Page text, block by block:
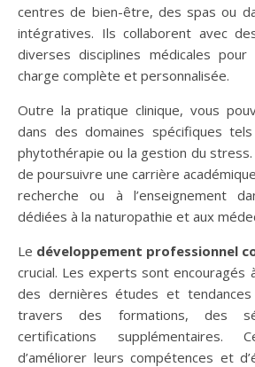
centres de bien-être, des spas ou
intégratives. Ils collaborent avec
diverses disciplines médicales
charge complète et personnalisée.
Outre la pratique clinique, vous
dans des domaines spécifiques
phytothérapie ou la gestion du
de poursuivre une carrière
recherche ou à l’enseignement
dédiées à la naturopathie et aux
Le développement professionnel
crucial. Les experts sont encouragés
des dernières études et
travers des formations, des
certifications supplémentaires.
d’améliorer leurs compétences et